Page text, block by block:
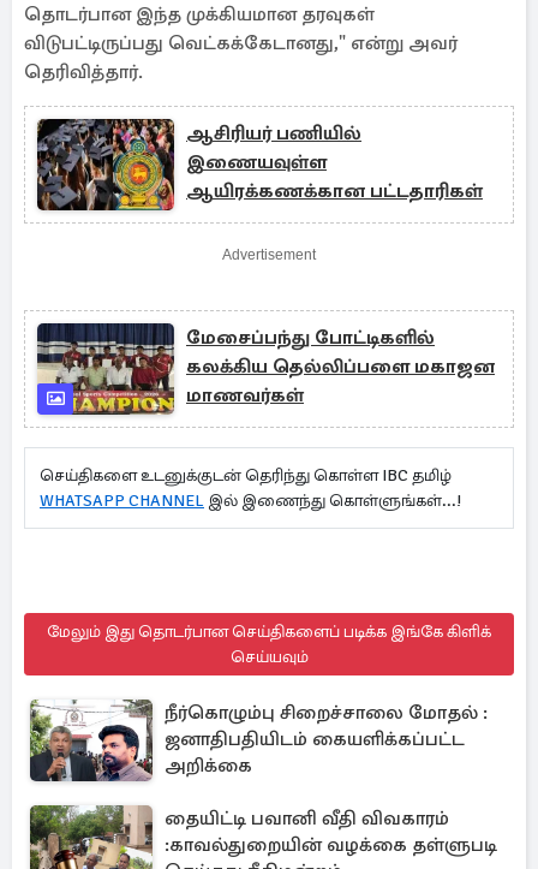
தொடர்பான இந்த முக்கியமான தரவுகள்
விடுபட்டிருப்பது வெட்கக்கேடானது," என்று அவர்
தெரிவித்தார்.
ஆசிரியர் பணியில்
இணையவுள்ள
ஆயிரக்கணக்கான பட்டதாரிகள்
Advertisement
மேசைப்பந்து போட்டிகளில்
கலக்கிய தெல்லிப்பளை மகாஜன
மாணவர்கள்
செய்திகளை உடனுக்குடன் தெரிந்து கொள்ள IBC தமிழ்
WHATSAPP CHANNEL இல் இணைந்து கொள்ளுங்கள்...!
மேலும் இது தொடர்பான செய்திகளைப் படிக்க இங்கே கிளிக்
செய்யவும்
நீர்கொழும்பு சிறைச்சாலை மோதல் :
ஜனாதிபதியிடம் கையளிக்கப்பட்ட
அறிக்கை
தையிட்டி பவானி வீதி விவகாரம்
:காவல்துறையின் வழக்கை தள்ளுபடி